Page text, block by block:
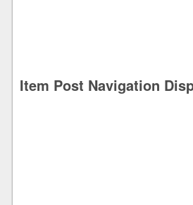
Item Post Navigation